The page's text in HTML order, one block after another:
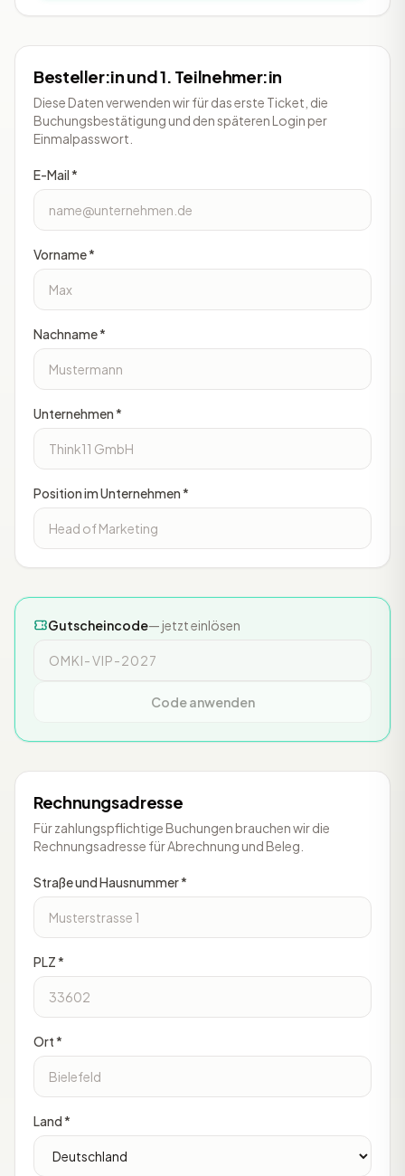
Besteller:in und 1. Teilnehmer:in
Diese Daten verwenden wir für das erste Ticket, die
Buchungsbestätigung und den späteren Login per
Einmalpasswort.
E-Mail *
Vorname *
Nachname *
Unternehmen *
Position im Unternehmen *
Gutscheincode— jetzt einlösen
Code anwenden
Rechnungsadresse
Für zahlungspflichtige Buchungen brauchen wir die
Rechnungsadresse für Abrechnung und Beleg.
Straße und Hausnummer *
PLZ *
Ort *
Land *